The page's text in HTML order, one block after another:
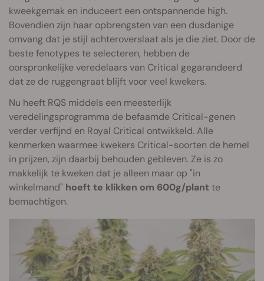
kweekgemak en induceert een ontspannende high.
Bovendien zijn haar opbrengsten van een dusdanige
omvang dat je stijl achteroverslaat als je die ziet. Door de
beste fenotypes te selecteren, hebben de
oorspronkelijke veredelaars van Critical gegarandeerd
dat ze de ruggengraat blijft voor veel kwekers.
Nu heeft RQS middels een meesterlijk
veredelingsprogramma de befaamde Critical-genen
verder verfijnd en Royal Critical ontwikkeld. Alle
kenmerken waarmee kwekers Critical-soorten de hemel
in prijzen, zijn daarbij behouden gebleven. Ze is zo
makkelijk te kweken dat je alleen maar op "in
winkelmand" hoeft te klikken om 600g/plant te
bemachtigen.